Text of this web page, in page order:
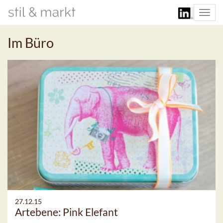
Im Büro
27.12.15
Artebene: Pink Elefant